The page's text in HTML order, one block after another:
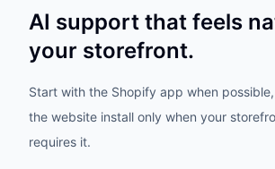
AI support that feels
your storefront.
Start with the Shopify app when
the website install only when your
requires it.